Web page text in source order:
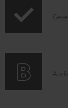
e
H
u
A
I
r
A